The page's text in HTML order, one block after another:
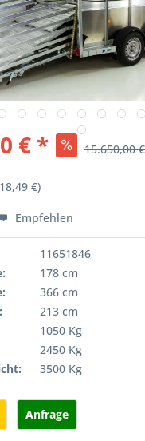
€ * 15.650,00
€)
Empfehlen
11651846
178 cm
366 cm
213 cm
1050 Kg
2450 Kg
3500 Kg
Anfrage